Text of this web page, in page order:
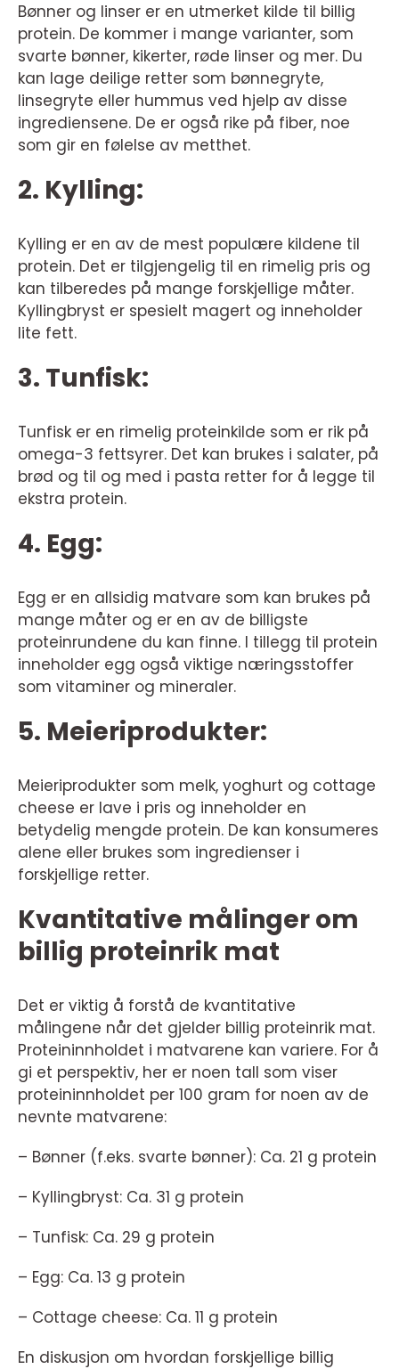
Bønner og linser er en utmerket kilde til billig
protein. De kommer i mange varianter, som
svarte bønner, kikerter, røde linser og mer. Du
kan lage deilige retter som bønnegryte,
linsegryte eller hummus ved hjelp av disse
ingrediensene. De er også rike på fiber, noe
som gir en følelse av metthet.
2. Kylling:
Kylling er en av de mest populære kildene til
protein. Det er tilgjengelig til en rimelig pris og
kan tilberedes på mange forskjellige måter.
Kyllingbryst er spesielt magert og inneholder
lite fett.
3. Tunfisk:
Tunfisk er en rimelig proteinkilde som er rik på
omega-3 fettsyrer. Det kan brukes i salater, på
brød og til og med i pasta retter for å legge til
ekstra protein.
4. Egg:
Egg er en allsidig matvare som kan brukes på
mange måter og er en av de billigste
proteinrundene du kan finne. I tillegg til protein
inneholder egg også viktige næringsstoffer
som vitaminer og mineraler.
5. Meieriprodukter:
Meieriprodukter som melk, yoghurt og cottage
cheese er lave i pris og inneholder en
betydelig mengde protein. De kan konsumeres
alene eller brukes som ingredienser i
forskjellige retter.
Kvantitative målinger om
billig proteinrik mat
Det er viktig å forstå de kvantitative
målingene når det gjelder billig proteinrik mat.
Proteininnholdet i matvarene kan variere. For å
gi et perspektiv, her er noen tall som viser
proteininnholdet per 100 gram for noen av de
nevnte matvarene:
– Bønner (f.eks. svarte bønner): Ca. 21 g protein
– Kyllingbryst: Ca. 31 g protein
– Tunfisk: Ca. 29 g protein
– Egg: Ca. 13 g protein
– Cottage cheese: Ca. 11 g protein
En diskusjon om hvordan forskjellige billig